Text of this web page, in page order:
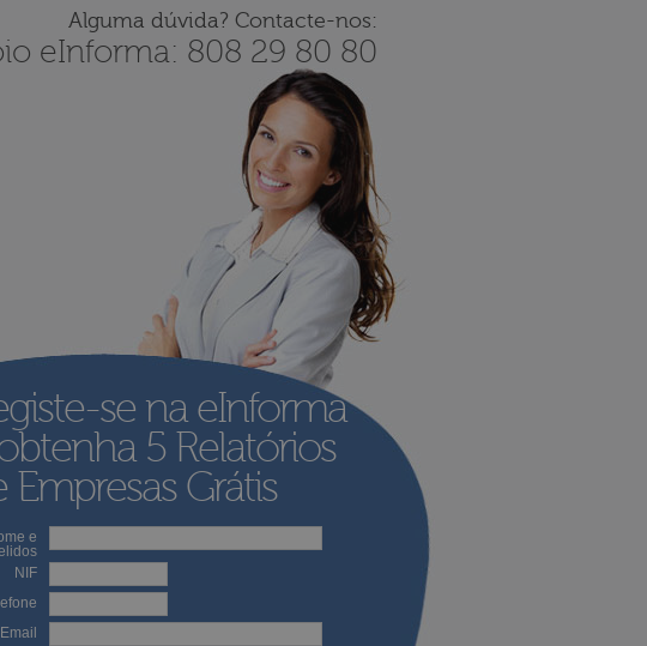
Alguma dúvida? Contacte-nos:
eInforma: 808 29 80 80
se na eInforma
5 Relatórios
Empresas Grátis
e
NIF
Email